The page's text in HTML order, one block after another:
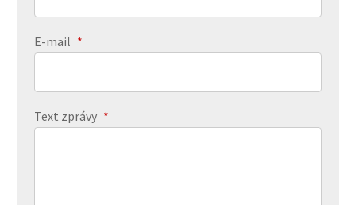
E-mail *
Text zprávy *